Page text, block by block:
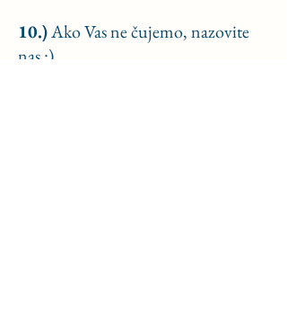
10.)Ako Vas ne čujemo, nazovite
nas :)